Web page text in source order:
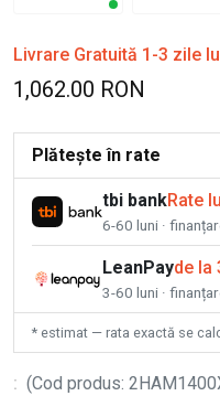
Livrare Gratuită 1-3 zile
1,062.00 RON
Plătește în rate
tbi bankRate
6-60 luni ·
LeanPayde la
3-60 luni ·
* estimat — rata exactă se
: (Cod produs: